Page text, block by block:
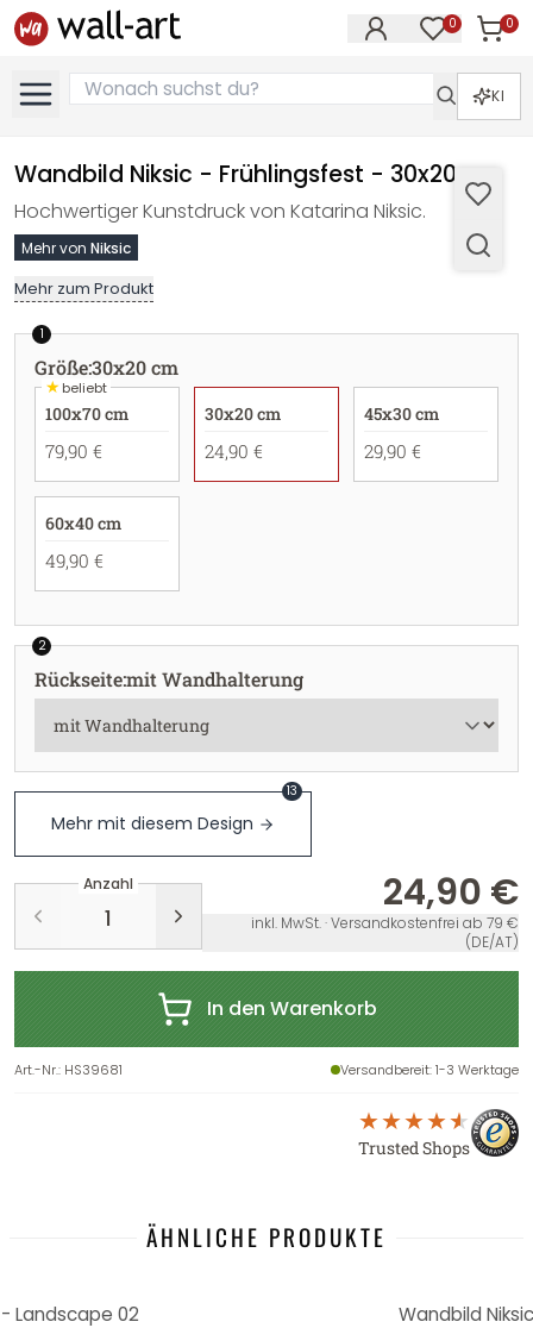
0 0
KI
Wandbild Niksic - Frühlingsfest - 30x20 cm
Hochwertiger Kunstdruck von Katarina Niksic.
Mehr von Niksic
Mehr zum Produkt
1
Größe:30x20 cm
★beliebt
100x70 cm
79,90 €
30x20 cm
24,90 €
45x30 cm
29,90 €
60x40 cm
49,90 €
2
Rückseite:mit Wandhalterung
Mehr mit diesem Design
13
Anzahl 24,90 €
inkl. MwSt. · Versandkostenfrei ab 79 €
(DE/AT)
In den Warenkorb
Art.-Nr.: HS39681 Versandbereit: 1-3 Werktage
Trusted Shops
ÄHNLICHE PRODUKTE
Landscape 02
Wandbild